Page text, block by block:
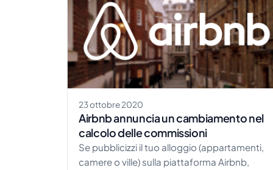
23 ottobre 2020
Airbnb annuncia un cambiamento nel
calcolo delle commissioni
Se pubblicizzi il tuo alloggio (appartamenti,
camere o ville) sulla piattaforma Airbnb,